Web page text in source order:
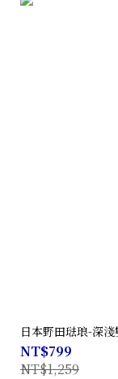
日本野田琺琅-深淺
NT$799
NT$1,259